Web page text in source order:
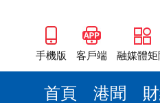
手機版 客戶端 融媒體矩
首頁 港聞
長
耀
哈